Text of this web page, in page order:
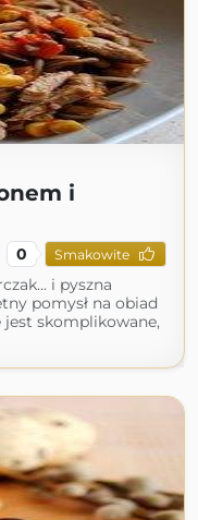
i
0 Smakowite
i pyszna
pomysł na obiad
skomplikowane,